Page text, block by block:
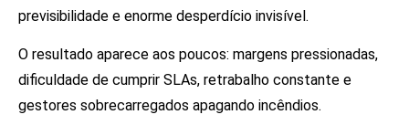
previsibilidade e enorme desperdício invisível.
O resultado aparece aos poucos: margens pressionadas,
dificuldade de cumprir SLAs, retrabalho constante e
gestores sobrecarregados apagando incêndios.